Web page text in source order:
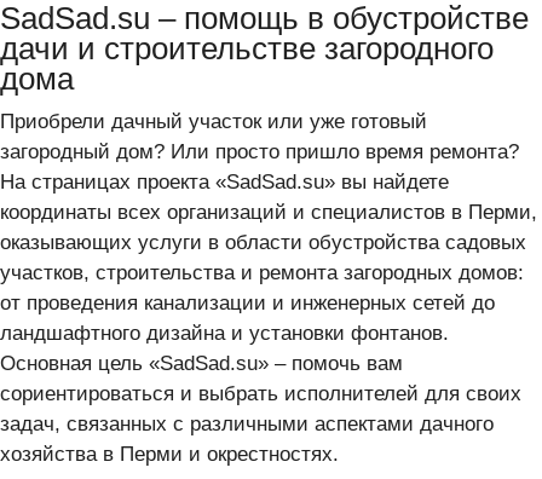
SadSad.su – помощь в обустройстве
дачи и строительстве загородного
дома
Приобрели дачный участок или уже готовый
загородный дом? Или просто пришло время ремонта?
На страницах проекта «SadSad.su» вы найдете
координаты всех организаций и специалистов в Перми,
оказывающих услуги в области обустройства садовых
участков, строительства и ремонта загородных домов:
от проведения канализации и инженерных сетей до
ландшафтного дизайна и установки фонтанов.
Основная цель «SadSad.su» – помочь вам
сориентироваться и выбрать исполнителей для своих
задач, связанных с различными аспектами дачного
хозяйства в Перми и окрестностях.